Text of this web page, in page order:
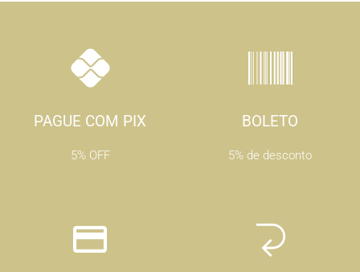
PAGUE COM PIX
5% OFF
BOLETO
5% de desconto